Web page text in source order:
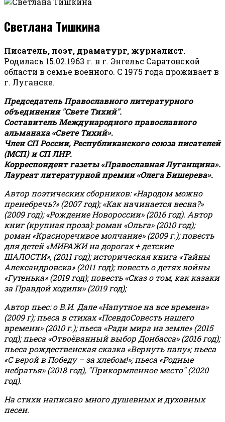
Светлана Тишкина
Писатель, поэт, драматург, журналист.
Родилась 15.02.1963 г. в г. Энгельс Саратовской
области в семье военного. С 1975 года проживает в
г. Луганске.
Председатель Православного литературного
объединения "Свете Тихий".
Составитель Международного православного
альманаха «Свете Тихий».
Член СП России, Республиканского союза писателей
(МСП) и СП ЛНР.
Корреспондент газеты «Православная Луганщина».
Лауреат литературной премии «Олега Бишерева».
Автор поэтических сборников: «Народом можно
пренебречь?» (2007 год); «Как начинается весна?»
(2009 год); «Рождение Новороссии» (2016 год). Автор
книг (крупная проза): роман «Ольга» (2010 год);
роман «Красноречивое молчание» (2009 г.); повесть
для детей «МИРАЖИ на дорогах + детские
ШАЛОСТИ», (2011 год); историческая книга «Тайны
Александровска» (2011 год); повесть о детях войны
«Гутенька» (2019 год); повесть «Сказ о том, как казаки
за Правдой ходили» (2019 год);
Автор пьес: о В.И. Дале «Напутное на все времена»
(2009 г); пьеса в стихах «ПсевдоСовесть нашего
времени» (2010 г.); пьеса «Ради мира на земле» (2015
год); пьеса «Отвоёванный выбор Донбасса» (2016 год);
пьеса рождественская сказка «Вернуть папу»; пьеса
«С верой в Победу – за хлебом!»;пьеса «Родные
небратья» (2018 год), "Прикормленное место" (2020
год).
На стихи написано много душевных и духовных
песен.